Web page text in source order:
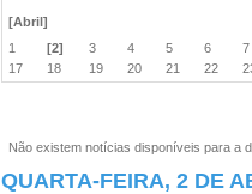
[Abril]
1
[2] 3 4 5 6
17
18 19 20 21 22
Não existem notícias disponíveis para a
QUARTA-FEIRA, 2 DE